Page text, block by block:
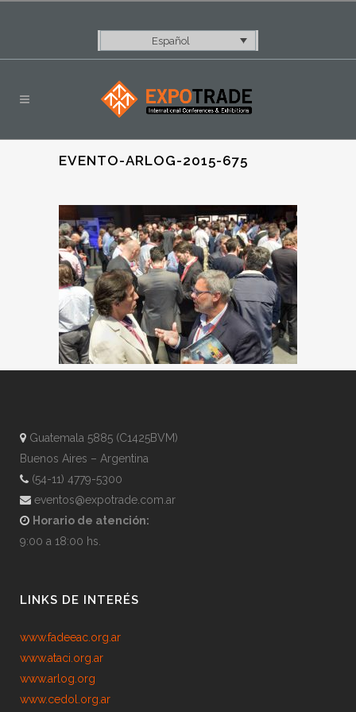
Español
EVENTO-ARLOG-2015-675
Guatemala 5885 (C1425BVM)
Buenos Aires – Argentina
(54-11) 4779-5300
eventos@expotrade.com.ar
Horario de atención:
9:00 a 18:00 hs.
LINKS DE INTERÉS
www.fadeeac.org.ar
www.ataci.org.ar
www.arlog.org
www.cedol.org.ar